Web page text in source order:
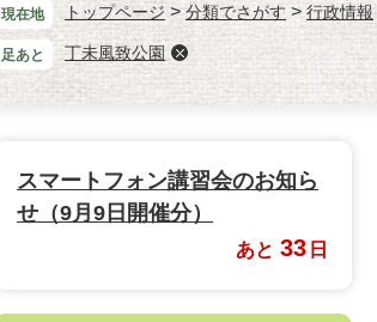
現在地 トップページ >分類でさがす > 行政情報
足あと 丁未風致公園
スマートフォン講習会のお知ら
せ（9月9日開催分）
あと 33 日